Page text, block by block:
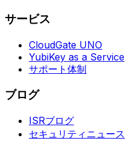
サービス
CloudGate UNO
YubiKey as a Service
サポート体制
ブログ
ISRブログ
セキュリティニュース